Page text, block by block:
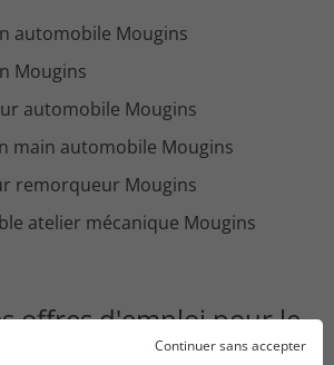
automobile Mougins
Mougins
automobile Mougins
main automobile Mougins
remorqueur Mougins
atelier mécanique Mougins
offres d'emploi pour le
moto dans
Continuer sans accepter